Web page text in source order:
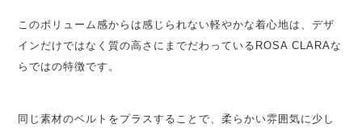
このボリューム感からは感じられない軽やかな着心地は、デザ
インだけではなく質の高さにまでだわっているROSA CLARAな
らではの特徴です。
同じ素材のベルトをプラスすることで、柔らかい雰囲気に少し